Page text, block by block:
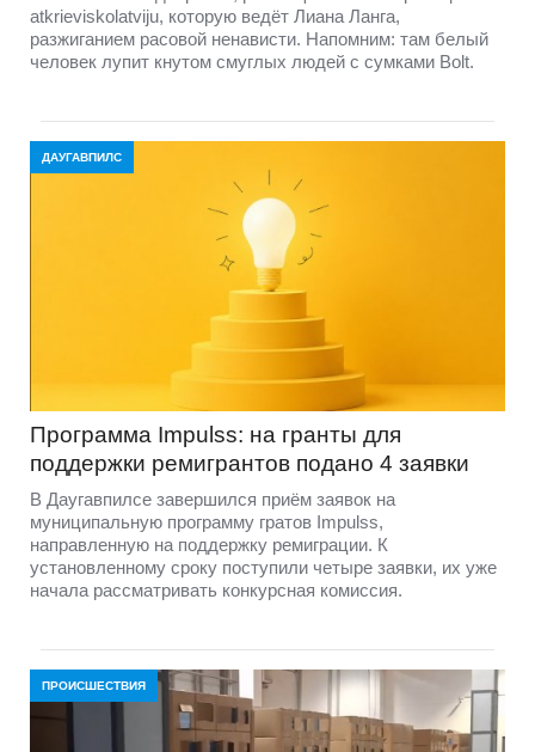
atkrieviskolatviju, которую ведёт Лиана Ланга,
разжиганием расовой ненависти. Напомним: там белый
человек лупит кнутом смуглых людей с сумками Bolt.
ДАУГАВПИЛС
Программа Impulss: на гранты для
поддержки ремигрантов подано 4 заявки
В Даугавпилсе завершился приём заявок на
муниципальную программу гратов Impulss,
направленную на поддержку ремиграции. К
установленному сроку поступили четыре заявки, их уже
начала рассматривать конкурсная комиссия.
ПРОИСШЕСТВИЯ